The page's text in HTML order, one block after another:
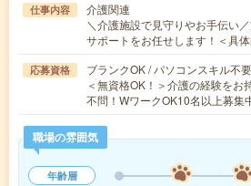
仕事内容
介護関連
＼介護施設で見守りやお手伝い
サポートをお任せします！＜具
応募資格
ブランクOK / パソコンスキル不
＜無資格OK！＞介護の経験をお
不問！WワークOK10名以上募
職場の雰囲気
年齢層